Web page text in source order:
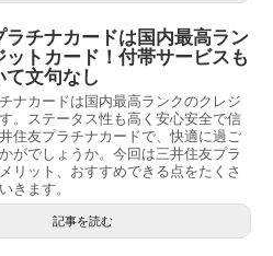
ラチナカードは国内最高ラン
ットカード！付帯サービスも
て文句なし
ナカードは国内最高ランクのクレジ
。ステータス性も高く安心安全で信
住友プラチナカードで、快適に過ご
がでしょうか。今回は三井住友プラ
リット、おすすめできる点をたくさ
きます。
記事を読む